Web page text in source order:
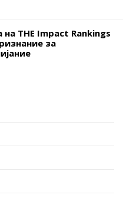
THE Impact Rankings
за